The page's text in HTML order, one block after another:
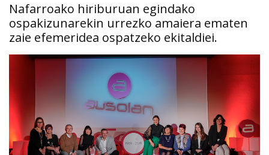
Nafarroako hiriburuan egindako
ospakizunarekin urrezko amaiera ematen
zaie efemeridea ospatzeko ekitaldiei.